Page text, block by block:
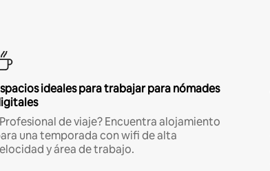
ideales para trabajar para nómades
de viaje? Encuentra alojamiento
una temporada con wifi de alta
y área de trabajo.